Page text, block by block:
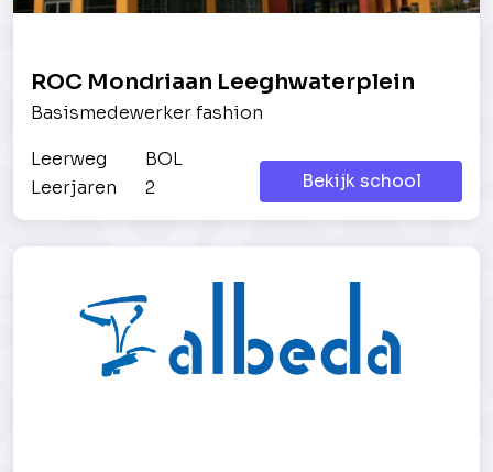
ROC Mondriaan Leeghwaterplein
Basismedewerker fashion
Leerweg
BOL
Leerjaren
2 Bekijk school